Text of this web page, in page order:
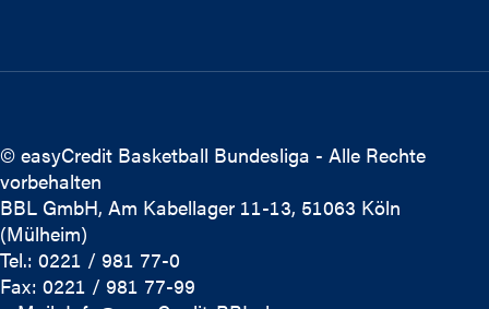
© easyCredit Basketball Bundesliga - Alle Rechte
vorbehalten
BBL GmbH, Am Kabellager 11-13, 51063 Köln
(Mülheim)
Tel.: 0221 / 981 77-0
Fax: 0221 / 981 77-99